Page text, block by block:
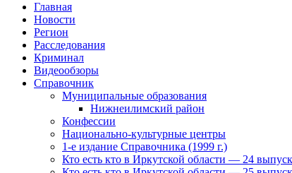
Главная
Новости
Регион
Расследования
Криминал
Видеообзоры
Справочник
Муниципальные образования
Нижнеилимский район
Конфессии
Национально-культурные центры
1-е издание Справочника (1999 г.)
Кто есть кто в Иркутской области — 24 выпуск